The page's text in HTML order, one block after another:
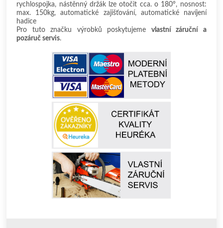
rychlospojka, nástěnný držák lze otočit cca. o 180°, nosnost:
max. 150kg, automatické zajišťování, automatické navíjení
hadice
Pro tuto značku výrobků poskytujeme vlastní záruční a
pozáruč servis.